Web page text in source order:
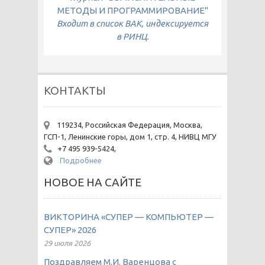
МЕТОДЫ И ПРОГРАММИРОВАНИЕ"
Входит в список ВАК, индексируется
в РИНЦ.
КОНТАКТЫ
119234, Российская Федерация, Москва,
ГСП-1, Ленинские горы, дом 1, стр. 4, НИВЦ МГУ
+7 495 939-5424,
Подробнее
НОВОЕ НА САЙТЕ
ВИКТОРИНА «СУПЕР — КОМПЬЮТЕР —
СУПЕР» 2026
29 июля 2026
Поздравляем М.И. Варенцова с